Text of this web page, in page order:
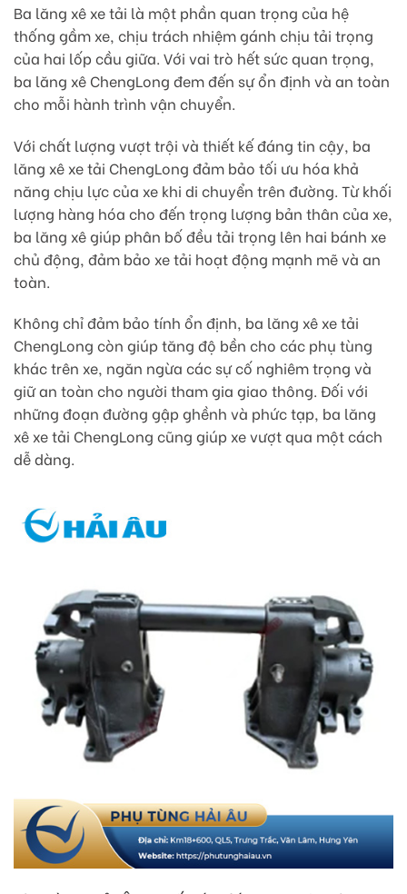
Ba lăng xê xe tải là một phần quan trọng của hệ
thống gầm xe, chịu trách nhiệm gánh chịu tải trọng
của hai lốp cầu giữa. Với vai trò hết sức quan trọng,
ba lăng xê ChengLong đem đến sự ổn định và an toàn
cho mỗi hành trình vận chuyển.
Với chất lượng vượt trội và thiết kế đáng tin cậy, ba
lăng xê xe tải ChengLong đảm bảo tối ưu hóa khả
năng chịu lực của xe khi di chuyển trên đường. Từ khối
lượng hàng hóa cho đến trọng lượng bản thân của xe,
ba lăng xê giúp phân bố đều tải trọng lên hai bánh xe
chủ động, đảm bảo xe tải hoạt động mạnh mẽ và an
toàn.
Không chỉ đảm bảo tính ổn định, ba lăng xê xe tải
ChengLong còn giúp tăng độ bền cho các phụ tùng
khác trên xe, ngăn ngừa các sự cố nghiêm trọng và
giữ an toàn cho người tham gia giao thông. Đối với
những đoạn đường gập ghềnh và phức tạp, ba lăng
xê xe tải ChengLong cũng giúp xe vượt qua một cách
dễ dàng.